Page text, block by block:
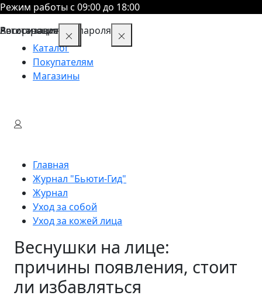
Режим работы с 09:00 до 18:00
Каталог
Покупателям
Магазины
Главная
Журнал "Бьюти-Гид"
Журнал
Уход за собой
Уход за кожей лица
Веснушки на лице:
причины появления, стоит
ли избавляться
Восстановление пароля
Авторизация
Регистрация